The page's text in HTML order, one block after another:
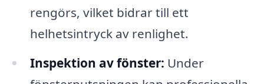
rengörs, vilket bidrar till ett
helhetsintryck av renlighet.
Inspektion av fönster: Under